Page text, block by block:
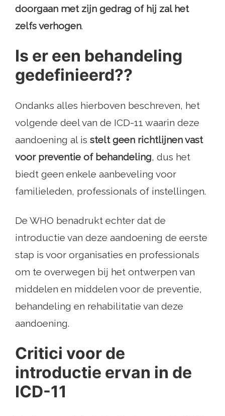
doorgaan met zijn gedrag of hij zal het
zelfs verhogen.
Is er een behandeling
gedefinieerd??
Ondanks alles hierboven beschreven, het
volgende deel van de ICD-11 waarin deze
aandoening al is stelt geen richtlijnen vast
voor preventie of behandeling, dus het
biedt geen enkele aanbeveling voor
familieleden, professionals of instellingen.
De WHO benadrukt echter dat de
introductie van deze aandoening de eerste
stap is voor organisaties en professionals
om te overwegen bij het ontwerpen van
middelen en middelen voor de preventie,
behandeling en rehabilitatie van deze
aandoening.
Critici voor de
introductie ervan in de
ICD-11